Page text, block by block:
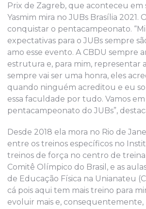
Prix de Zagreb, que aconteceu em
Yasmim mira no JUBs Brasília 2021.
conquistar o pentacampeonato.
expectativas para o JUBs sempre
amo esse evento. A CBDU sempre
estrutura e, para mim, representar
sempre vai ser uma honra, eles
quando ninguém acreditou e eu
essa faculdade por tudo. Vamos
pentacampeonato do JUBs”,
Desde 2018 ela mora no Rio de
entre os treinos específicos no
treinos de força no centro de
Comitê Olímpico do Brasil, e as
de Educação Física na Unianateu
cá pois aqui tem mais treino para
evoluir mais e, consequentemente,